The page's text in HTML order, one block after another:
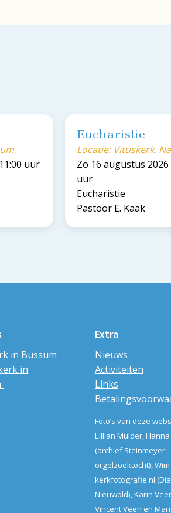
uur
Eucharistie
Locatie: Vituskerk,
Zo 16 augustus 2026
uur
Eucharistie
Pastoor E. Kaak
in Bussum
in
Extra
Nieuws
Activiteiten
Links
Foto’s van deze
Lillian Mulder,
(archief Steinmeyer
orgelzoektocht),
kerkfotografie.nl
Nieuwold), Karin
Vincent Veen en